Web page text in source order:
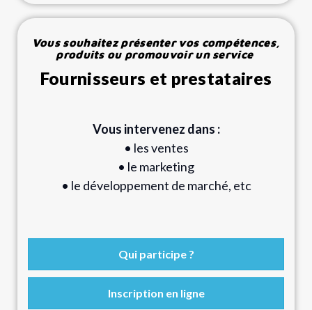
Vous souhaitez présenter vos compétences,
produits ou promouvoir un service
Fournisseurs et prestataires
Vous intervenez dans :
• les ventes
• le marketing
• le développement de marché, etc
Qui participe ?
Inscription en ligne